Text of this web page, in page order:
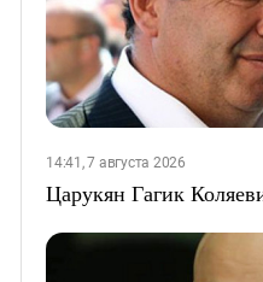
14:41, 7 августа 2026
Царукян Гагик